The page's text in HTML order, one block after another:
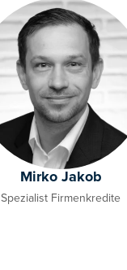
Mirko Jakob
Spezialist Firmenkredite